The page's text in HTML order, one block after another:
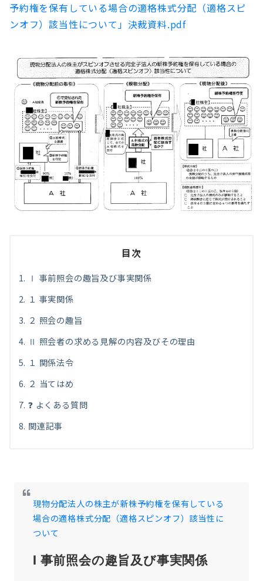
予約権を保有している場合の適格株式分配（適格スピ
ンオフ）該当性について」決裁資料.pdf
目次
Ⅰ 事前照会の趣旨及び事実関係
１ 事実関係
２ 照会の趣旨
Ⅱ 照会者の求める見解の内容及びその理由
１ 関係法令
２ 当てはめ
❓ よくある質問
関連記事
現物分配法人の株主が新株予約権を保有している
場合の適格株式分配（適格スピンオフ）該当性に
ついて
Ⅰ 事前照会の趣旨及び事実関係